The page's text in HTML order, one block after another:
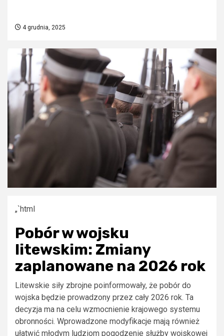
4 grudnia, 2025
„`html
Pobór w wojsku
litewskim: Zmiany
zaplanowane na 2026 rok
Litewskie siły zbrojne poinformowały, że pobór do
wojska będzie prowadzony przez cały 2026 rok. Ta
decyzja ma na celu wzmocnienie krajowego systemu
obronności. Wprowadzone modyfikacje mają również
ułatwić młodym ludziom pogodzenie służby wojskowej